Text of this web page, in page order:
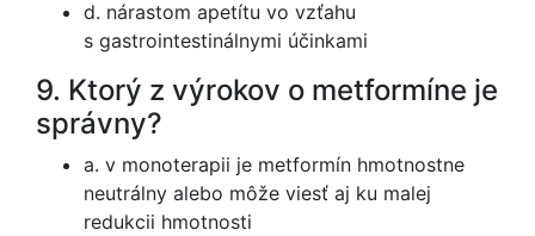
d. nárastom apetítu vo vzťahu
s gastrointestinálnymi účinkami
9. Ktorý z výrokov o metformíne je
správny?
a. v monoterapii je metformín hmotnostne
neutrálny alebo môže viesť aj ku malej
redukcii hmotnosti